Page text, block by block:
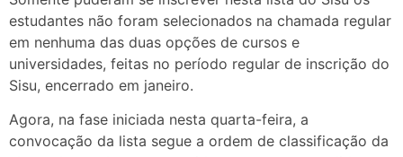
estudantes não foram selecionados na chamada regular
em nenhuma das duas opções de cursos e
universidades, feitas no período regular de inscrição do
Sisu, encerrado em janeiro.
Agora, na fase iniciada nesta quarta-feira, a
convocação da lista segue a ordem de classificação da